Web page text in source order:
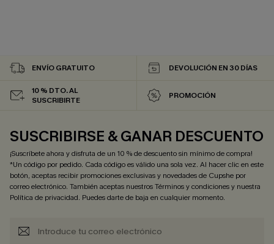
ENVÍO GRATUITO DEVOLUCIÓN EN 30 DÍAS
10 % DTO. AL
SUSCRIBIRTE
PROMOCIÓN
SUSCRIBIRSE & GANAR DESCUENTO
¡Suscríbete ahora y disfruta de un 10 % de descuento sin mínimo de compra!
*Un código por pedido. Cada código es válido una sola vez. Al hacer clic en este
botón, aceptas recibir promociones exclusivas y novedades de Cupshe por
correo electrónico. También aceptas nuestrosTérminos y condicionesy nuestra
Política de privacidad. Puedes darte de baja en cualquier momento.